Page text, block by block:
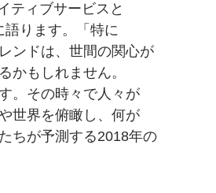
ティブサービスと
語ります。
「特に
ンドは、 世間の関心が
かもしれません。
。 その時々で人々が
世界を俯瞰し、 何が
ちが予測する2018年の